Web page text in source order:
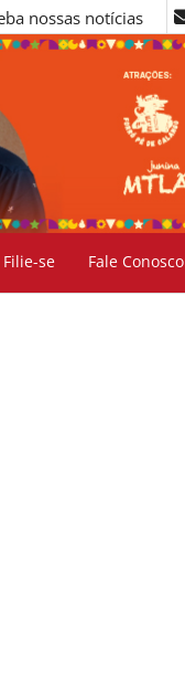
nossas notícias
Filie-se Fale Conosco